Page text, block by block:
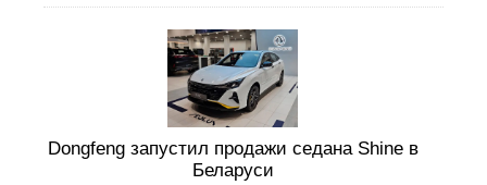
Dongfeng запустил продажи седана Shine в
Беларуси